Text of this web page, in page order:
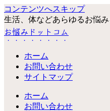
コンテンツへスキップ
生活、体などあらゆるお悩
お悩みドットコム
ホーム
お問い合わせ
サイトマップ
ホーム
お問い合わせ